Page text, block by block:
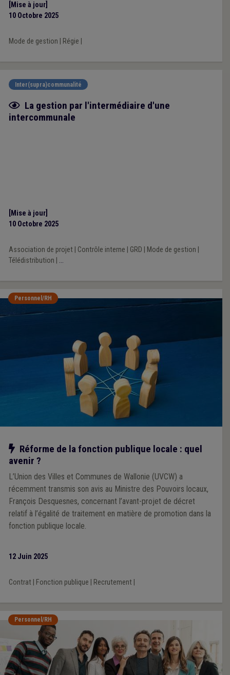
[Mise à jour]
10 Octobre 2025
Mode de gestion Régie
Inter(supra)communalité
Fiche focus
La gestion par l'intermédiaire d'une
intercommunale
[Mise à jour]
10 Octobre 2025
Association de projet| Contrôle interne GRD Mode de gestion
Télédistribution
...
Personnel/RH
Notre action
Réforme de la fonction publique locale : quel
avenir ?
L’Union des Villes et Communes de Wallonie (UVCW) a
récemment transmis son avis au Ministre des Pouvoirs locaux,
François Desquesnes, concernant l’avant-projet de décret
relatif à l’égalité de traitement en matière de promotion dans la
fonction publique locale.
12 Juin 2025
Contrat| Fonction publique Recrutement|
Personnel/RH